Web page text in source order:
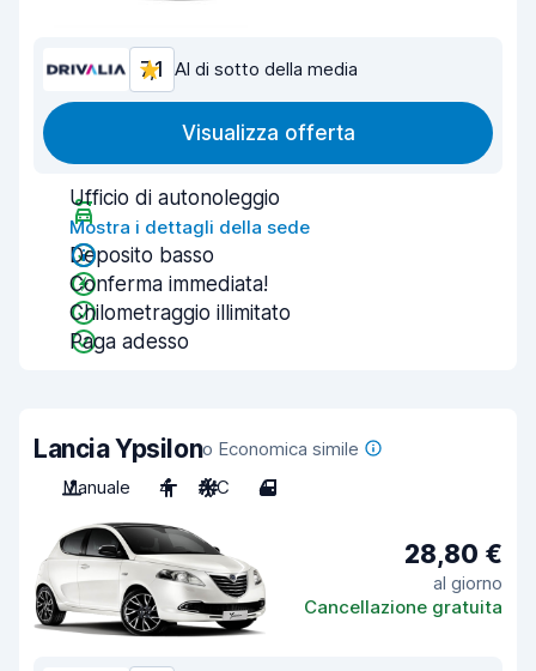
7,1 Al di sotto della media
Visualizza offerta
Ufficio di autonoleggio
Mostra i dettagli della sede
Deposito basso
Conferma immediata!
Chilometraggio illimitato
Paga adesso
Lancia Ypsilono Economica simile
Manuale
4 A/C 4
28,80 €
al giorno
Cancellazione gratuita